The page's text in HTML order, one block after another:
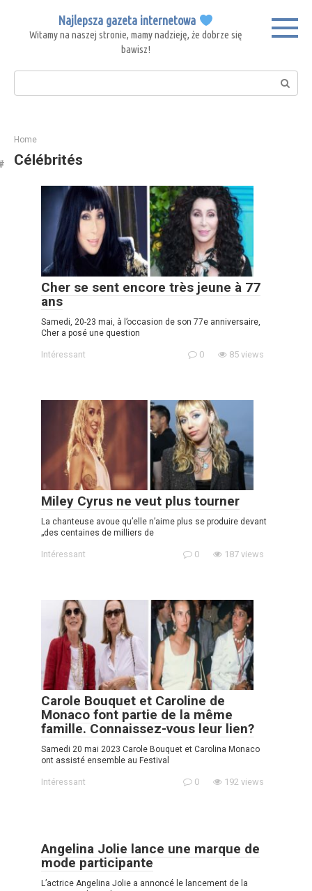
content
Najlepsza gazeta internetowa
Witamy na naszej stronie, mamy nadzieję, że dobrze się
bawisz!
Search:
Home
Célébrités
Cher se sent encore très jeune à 77
ans
Samedi, 20-23 mai, à l’occasion de son 77e anniversaire,
Cher a posé une question
Intéressant 0 85 views
Miley Cyrus ne veut plus tourner
La chanteuse avoue qu’elle n’aime plus se produire devant
„des centaines de milliers de
Intéressant 0 187 views
Carole Bouquet et Caroline de
Monaco font partie de la même
famille. Connaissez-vous leur lien?
Samedi 20 mai 2023 Carole Bouquet et Carolina Monaco
ont assisté ensemble au Festival
Intéressant 0 192 views
Angelina Jolie lance une marque de
mode participante
L’actrice Angelina Jolie a annoncé le lancement de la